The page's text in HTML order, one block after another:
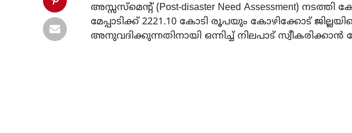
അസ്സസ്മെന്റ് (Post-disaster Need Assessment) നടത്തി
മേപ്പാടിക്ക് 2221.10 കോടി രൂപയും കോഴിക്കോട്
അനുവദിക്കുന്നതിനായി ഒന്നിച്ച് നിലപാട് സ്വീകരിക്കാൻ